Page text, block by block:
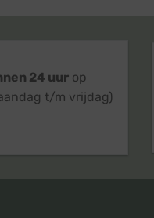
24 uurop
t/m vrijdag)